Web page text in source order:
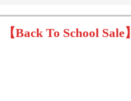
【Back To School Sale】